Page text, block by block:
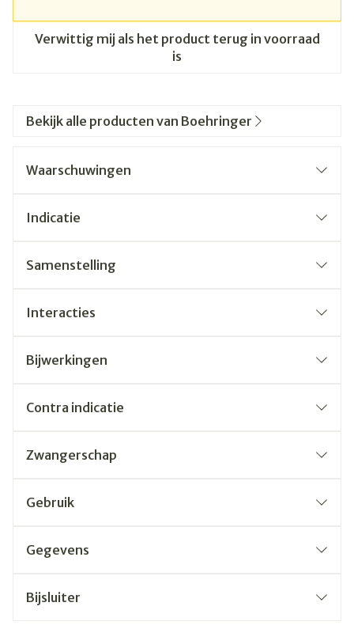
Verwittig mij als het product terug in voorraad
is
Bekijk alle producten van Boehringer
Waarschuwingen
Indicatie
Samenstelling
Interacties
Bijwerkingen
Contra indicatie
Zwangerschap
Gebruik
Gegevens
Bijsluiter